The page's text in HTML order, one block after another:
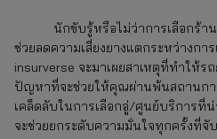
นักขับรู้หรือไม่ว่าการเลือกร้าน
ช่วยลดความเสี่ยงยางแตกระหว่างก
insurverse จะมาเผยสาเหตุที่ทำให้
ปัญหาที่จะช่วยให้คุณผ่านพ้นสถานก
เคล็ดลับในการเลือกอู่/ศูนย์บริการที่น่
จะช่วยยกระดับความมั่นใจทุกครั้งที่จั